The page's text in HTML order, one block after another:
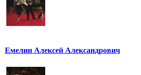
Емелин Алексей Александрович